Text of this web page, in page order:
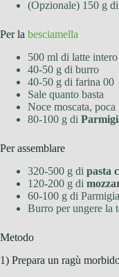
(Opzionale) 150 g
Per la besciamella
500 ml di latte intero
40-50 g di burro
40-50 g di farina 00
Sale quanto basta
Noce moscata, poca
80-100 g di
Per assemblare
320-500 g di pasta
120-200 g di
60-100 g di
Burro per ungere la
Metodo
1) Prepara un ragù